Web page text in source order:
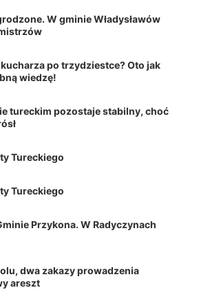
W gminie Władysławów
po trzydziestce? Oto jak
wiedzę!
tureckim pozostaje stabilny, choć
Tureckiego
Tureckiego
Przykona. W Radyczynach
dwa zakazy prowadzenia
areszt